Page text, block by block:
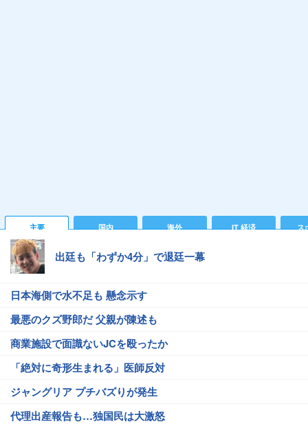
主要 国内 海外 IT 経済 ス
出廷も「わずか4分」で退廷一幕
日本海側で水不足も 懸念示す
最悪のクズ野郎だ 父親が陳述も
商業施設で面識ないJCを殴ったか
「絶対に奇形生まれる」医師反対
ジャングリア プチバズりが発生
代理出産報告も…独国民は大激怒